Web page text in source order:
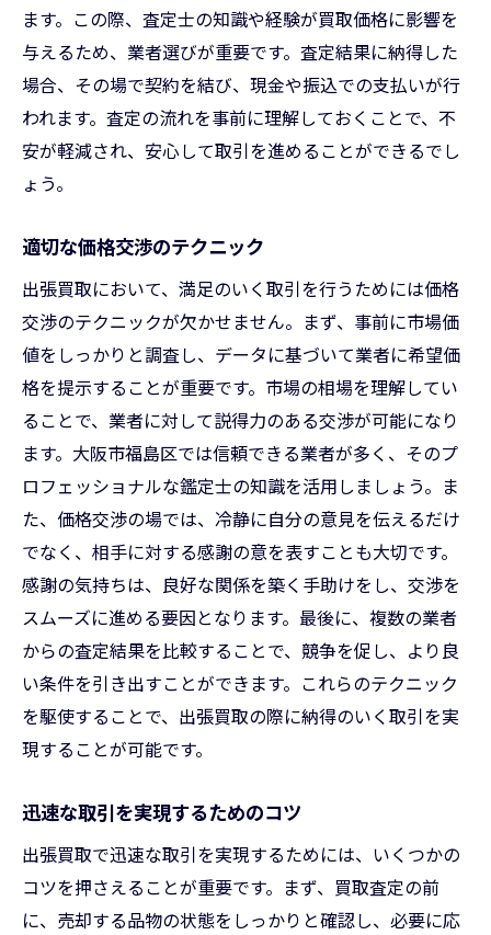
ます。この際、査定士の知識や経験が買取価格に影響を
与えるため、業者選びが重要です。査定結果に納得した
場合、その場で契約を結び、現金や振込での支払いが行
われます。査定の流れを事前に理解しておくことで、不
安が軽減され、安心して取引を進めることができるでし
ょう。
適切な価格交渉のテクニック
出張買取において、満足のいく取引を行うためには価格
交渉のテクニックが欠かせません。まず、事前に市場価
値をしっかりと調査し、データに基づいて業者に希望価
格を提示することが重要です。市場の相場を理解してい
ることで、業者に対して説得力のある交渉が可能になり
ます。大阪市福島区では信頼できる業者が多く、そのプ
ロフェッショナルな鑑定士の知識を活用しましょう。ま
た、価格交渉の場では、冷静に自分の意見を伝えるだけ
でなく、相手に対する感謝の意を表すことも大切です。
感謝の気持ちは、良好な関係を築く手助けをし、交渉を
スムーズに進める要因となります。最後に、複数の業者
からの査定結果を比較することで、競争を促し、より良
い条件を引き出すことができます。これらのテクニック
を駆使することで、出張買取の際に納得のいく取引を実
現することが可能です。
迅速な取引を実現するためのコツ
出張買取で迅速な取引を実現するためには、いくつかの
コツを押さえることが重要です。まず、買取査定の前
に、売却する品物の状態をしっかりと確認し、必要に応